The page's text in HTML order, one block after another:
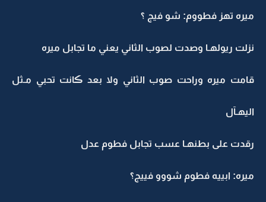
ميره تهز فطووم: شو فيج ؟
نزلت ريولهـا وصدت لصوب الثاني يعني ما تجابل ميره
قامت ميره وراحت صوب الثاني ولا بعد ڪانت تحبي مـثل
اليهـآل
رقدت على بطنهـا عسب تجابل فطوم عدل
ميره: ابييه فطوم شووو فييج؟